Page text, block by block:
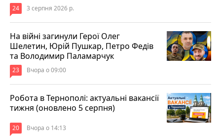
24 3 серпня 2026 р.
На війні загинули Герої Олег
Шелетин, Юрій Пушкар, Петро Федів
та Володимир Паламарчук
23 Вчора о 09:00
Робота в Тернополі: актуальні вакансії
тижня (оновлено 5 серпня)
20 Вчора о 14:13